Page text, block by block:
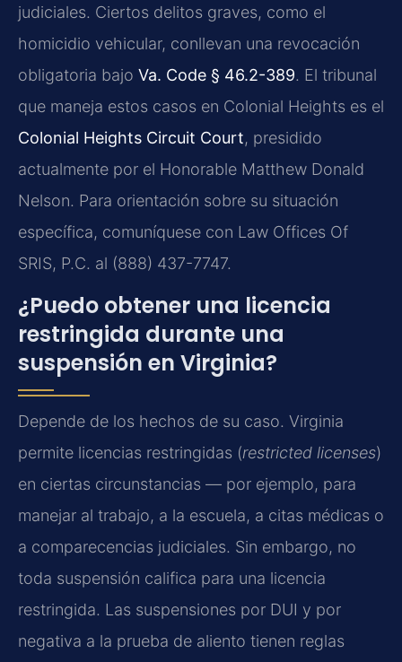
judiciales. Ciertos delitos graves, como el
homicidio vehicular, conllevan una revocación
obligatoria bajo Va. Code § 46.2-389. El tribunal
que maneja estos casos en Colonial Heights es el
Colonial Heights Circuit Court, presidido
actualmente por el Honorable Matthew Donald
Nelson. Para orientación sobre su situación
específica, comuníquese con Law Offices Of
SRIS, P.C. al (888) 437-7747.
¿Puedo obtener una licencia
restringida durante una
suspensión en Virginia?
Depende de los hechos de su caso. Virginia
permite licencias restringidas (restricted licenses)
en ciertas circunstancias — por ejemplo, para
manejar al trabajo, a la escuela, a citas médicas o
a comparecencias judiciales. Sin embargo, no
toda suspensión califica para una licencia
restringida. Las suspensiones por DUI y por
negativa a la prueba de aliento tienen reglas